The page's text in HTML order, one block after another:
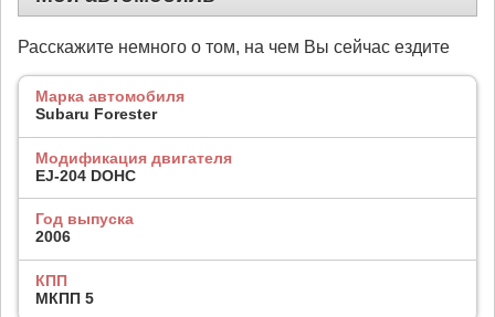
Расскажите немного о том, на чем Вы сейчас ездите
Марка автомобиля
Subaru Forester
Модификация двигателя
EJ-204 DOHC
Год выпуска
2006
КПП
МКПП 5